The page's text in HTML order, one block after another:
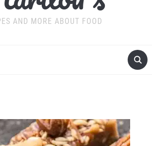
AND MORE ABOUT FOOD